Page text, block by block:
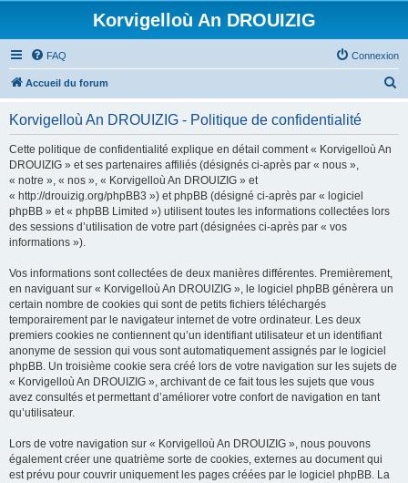
Korvigelloù An DROUIZIG
FAQ Connexion
Accueil du forum
Korvigelloù An DROUIZIG - Politique de confidentialité
Cette politique de confidentialité explique en détail comment « Korvigelloù An
DROUIZIG » et ses partenaires affiliés (désignés ci-après par « nous »,
« notre », « nos », « Korvigelloù An DROUIZIG » et
« http://drouizig.org/phpBB3 ») et phpBB (désigné ci-après par « logiciel
phpBB » et « phpBB Limited ») utilisent toutes les informations collectées lors
des sessions d’utilisation de votre part (désignées ci-après par « vos
informations »).
Vos informations sont collectées de deux manières différentes. Premièrement,
en naviguant sur « Korvigelloù An DROUIZIG », le logiciel phpBB génèrera un
certain nombre de cookies qui sont de petits fichiers téléchargés
temporairement par le navigateur internet de votre ordinateur. Les deux
premiers cookies ne contiennent qu’un identifiant utilisateur et un identifiant
anonyme de session qui vous sont automatiquement assignés par le logiciel
phpBB. Un troisième cookie sera créé lors de votre navigation sur les sujets de
« Korvigelloù An DROUIZIG », archivant de ce fait tous les sujets que vous
avez consultés et permettant d’améliorer votre confort de navigation en tant
qu’utilisateur.
Lors de votre navigation sur « Korvigelloù An DROUIZIG », nous pouvons
également créer une quatrième sorte de cookies, externes au document qui
est prévu pour couvrir uniquement les pages créées par le logiciel phpBB. La